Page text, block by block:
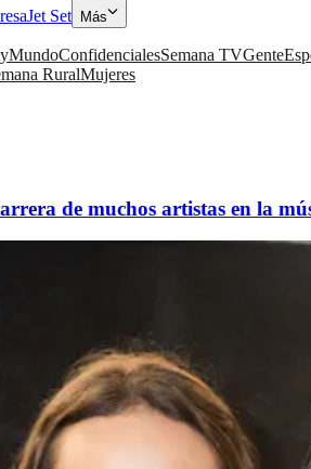
Jet Set Más
MundoConfidencialesSemana TVGente
RuralMujeres
de muchos artistas en la